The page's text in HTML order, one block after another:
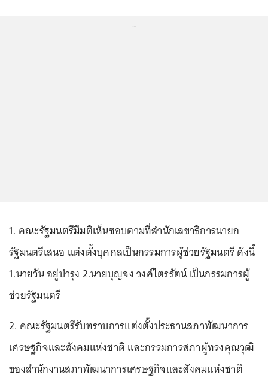
1. คณะรัฐมนตรีมีมติเห็นชอบตามที่สำนักเลขาธิการนายก
รัฐมนตรีเสนอ แต่งตั้งบุคคลเป็นกรรมการผู้ช่วยรัฐมนตรี ดังนี้
1.นายวัน อยู่บำรุง 2.นายบุญจง วงศ์ไตรรัตน์ เป็นกรรมการผู้
ช่วยรัฐมนตรี
2. คณะรัฐมนตรีรับทราบการแต่งตั้งประธานสภาพัฒนาการ
เศรษฐกิจและสังคมแห่งชาติ และกรรมการสภาผู้ทรงคุณวุฒิ
ของสำนักงานสภาพัฒนาการเศรษฐกิจและสังคมแห่งชาติ